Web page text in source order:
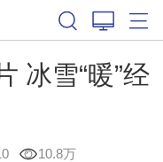
冰雪“暖”经
10.8万